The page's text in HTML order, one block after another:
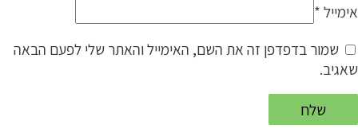
אימייל *
שמור בדפדפן זה את השם, האימייל והאתר שלי לפעם הבאה
שאגיב.